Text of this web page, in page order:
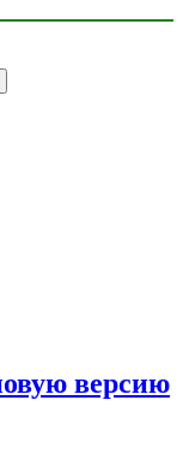
версию